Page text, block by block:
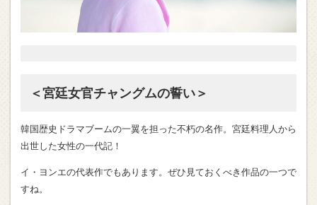
＜宮廷女官チャングムの誓い＞
韓国歴史ドラマブームの一翼を担った不朽の名作。宮廷料理人から
出世した女性の一代記！
イ・ヨンエの代表作でもあります。ぜひ見ておくべき作品の一つで
すね。